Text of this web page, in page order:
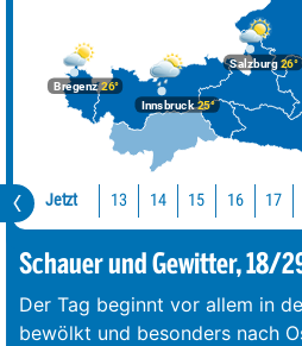
Bregenz26°
Innsbruck25°
Salzburg26°
Jetzt 13 14 15 16 17
Schauer und Gewitter, 18/
Der Tag beginnt vor allem in
bewölkt und besonders nach